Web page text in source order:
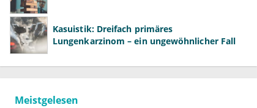
Kasuistik: Dreifach primäres
Lungenkarzinom – ein ungewöhnlicher Fall
Meistgelesen